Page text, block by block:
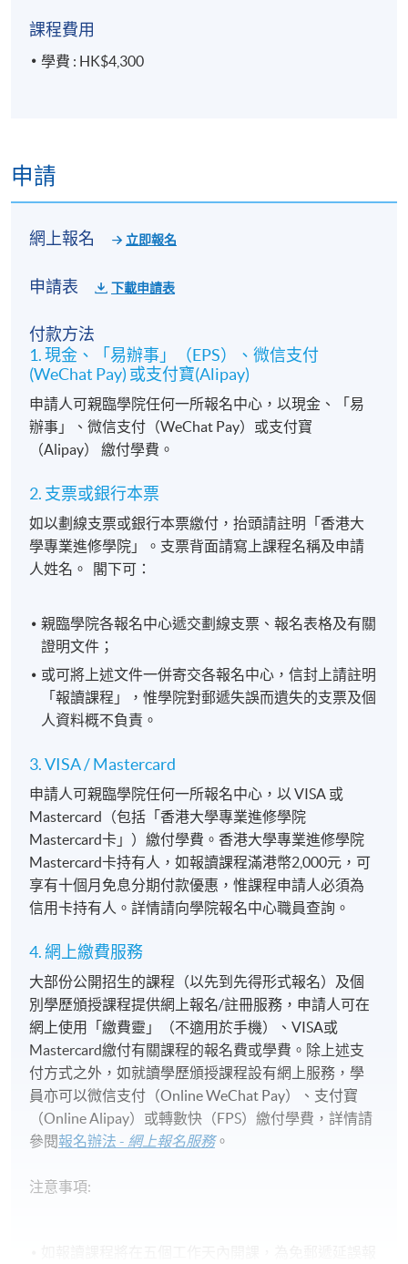
課程費用
學費 : HK$4,300
申請
網上報名 立即報名
申請表 下載申請表
付款方法
1. 現金、「易辦事」（EPS）、微信支付
(WeChat Pay) 或支付寶(Alipay)
申請人可親臨學院任何一所報名中心，以現金、「易
辦事」、微信支付（WeChat Pay）或支付寶
（Alipay） 繳付學費。
2. 支票或銀行本票
如以劃線支票或銀行本票繳付，抬頭請註明「香港大
學專業進修學院」。支票背面請寫上課程名稱及申請
人姓名。 閣下可：
親臨學院各報名中心遞交劃線支票、報名表格及有關
證明文件；
或可將上述文件一併寄交各報名中心，信封上請註明
「報讀課程」，惟學院對郵遞失誤而遺失的支票及個
人資料概不負責。
3. VISA / Mastercard
申請人可親臨學院任何一所報名中心，以 VISA 或
Mastercard（包括「香港大學專業進修學院
Mastercard卡」）繳付學費。香港大學專業進修學院
Mastercard卡持有人，如報讀課程滿港幣2,000元，可
享有十個月免息分期付款優惠，惟課程申請人必須為
信用卡持有人。詳情請向學院報名中心職員查詢。
4. 網上繳費服務
大部份公開招生的課程（以先到先得形式報名）及個
別學歷頒授課程提供網上報名/註冊服務，申請人可在
網上使用「繳費靈」（不適用於手機）、VISA或
Mastercard繳付有關課程的報名費或學費。除上述支
付方式之外，如就讀學歷頒授課程設有網上服務，學
員亦可以微信支付（Online WeChat Pay）、支付寶
（Online Alipay）或轉數快（FPS）繳付學費，詳情請
參閱報名辦法 - 網上報名服務。
注意事項: